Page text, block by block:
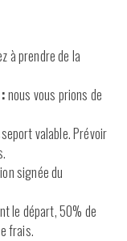
à prendre de la
nous vous prions de
valable. Prévoir
signée du
le départ, 50% de
frais.